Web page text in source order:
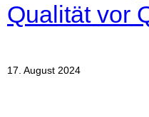
Qualität vor
17. August 2024